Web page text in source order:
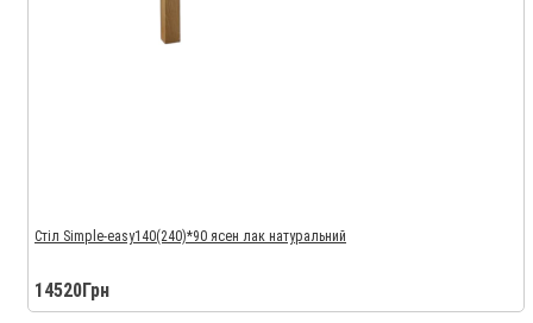
Стіл Simple-easy140(240)*90 ясен лак натуральний
14520Грн